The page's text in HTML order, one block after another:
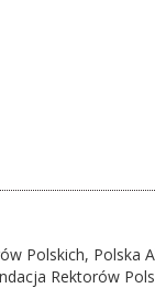
Polskich, Polska
Rektorów